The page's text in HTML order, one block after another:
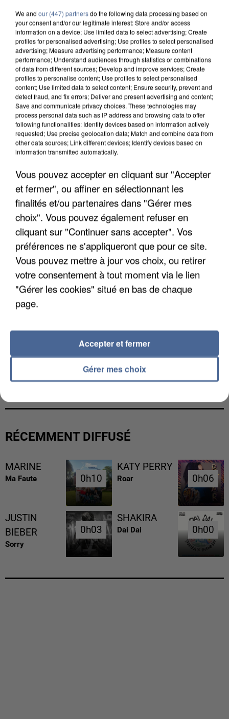
APRÈS TOUTES CES CANICULES, LES REFUGES
DE FAUNE SAUVAGE SONT...
L’UN DES FONDATEURS SUPPOSÉS DE LA DZ
MAFIA INTERPELLÉ EN ALGÉRIE
RÉCEMMENT DIFFUSÉ
MARINE
Ma Faute 0h10
0h10
KATY PERRY
Roar 0h06
0h06
JUSTIN
BIEBER
Sorry
0h03
0h03
SHAKIRA
Dai Dai 0h00
0h00
We and our (447) partnersdo the following data processing based on
your consent and/or our legitimate interest: Store and/or access
information on a device; Use limited data to select advertising; Create
profiles for personalised advertising; Use profiles to select personalised
advertising; Measure advertising performance; Measure content
performance; Understand audiences through statistics or combinations
of data from different sources; Develop and improve services; Create
profiles to personalise content; Use profiles to select personalised
content; Use limited data to select content; Ensure security, prevent and
detect fraud, and fix errors; Deliver and present advertising and content;
Save and communicate privacy choices. These technologies may
process personal data such as IP address and browsing data to offer
following functionalities: Identify devices based on information actively
requested; Use precise geolocation data; Match and combine data from
other data sources; Link different devices; Identify devices based on
information transmitted automatically.
Vous pouvez accepter en cliquant sur "Accepter
et fermer", ou affiner en sélectionnant les
finalités et/ou partenaires dans "Gérer mes
choix". Vous pouvez également refuser en
cliquant sur "Continuer sans accepter". Vos
préférences ne s'appliqueront que pour ce site.
Vous pouvez mettre à jour vos choix, ou retirer
votre consentement à tout moment via le lien
"Gérer les cookies" situé en bas de chaque
page.
Gérer mes choix
Accepter et fermer